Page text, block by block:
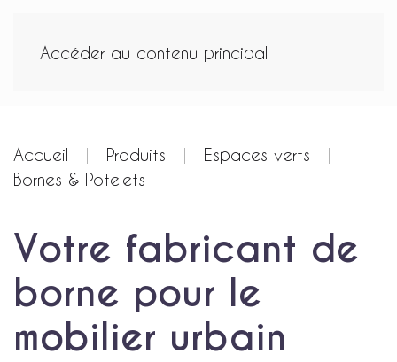
Accéder au contenu principal
Accueil Produits
Espaces verts
Bornes & Potelets
Votre fabricant de
borne pour le
mobilier urbain